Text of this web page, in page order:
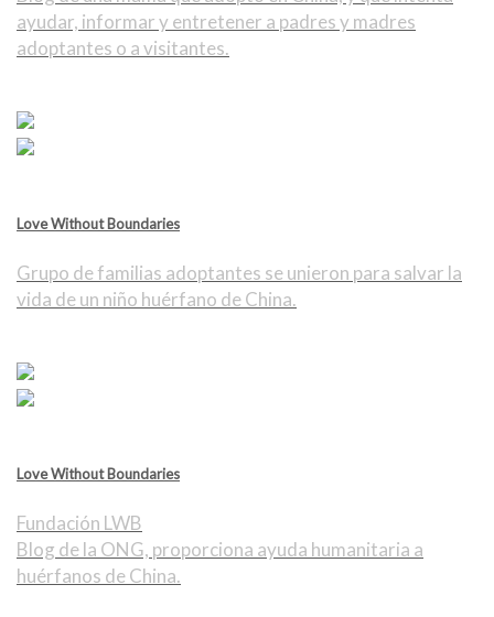
ayudar, informar y entretener a padres y madres
adoptantes o a visitantes.
Love Without Boundaries
Grupo de familias adoptantes se unieron para salvar la
vida de un niño huérfano de China.
Love Without Boundaries
Fundación LWB
Blog de la ONG, proporciona ayuda humanitaria a
huérfanos de China.